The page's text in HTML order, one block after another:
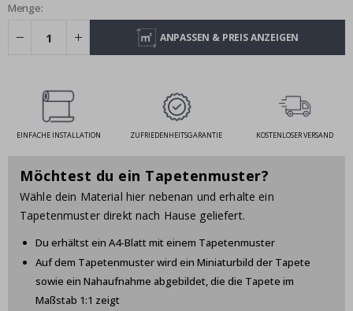
Menge:
ANPASSEN & PREIS ANZEIGEN
EINFACHE INSTALLATION ZUFRIEDENHEITSGARANTIE KOSTENLOSER VERSAND
Möchtest du ein Tapetenmuster?
Wähle dein Material hier nebenan und erhalte ein
Tapetenmuster direkt nach Hause geliefert.
Du erhältst ein A4-Blatt mit einem Tapetenmuster
Auf dem Tapetenmuster wird ein Miniaturbild der Tapete
sowie ein Nahaufnahme abgebildet, die die Tapete im
Maßstab 1:1 zeigt